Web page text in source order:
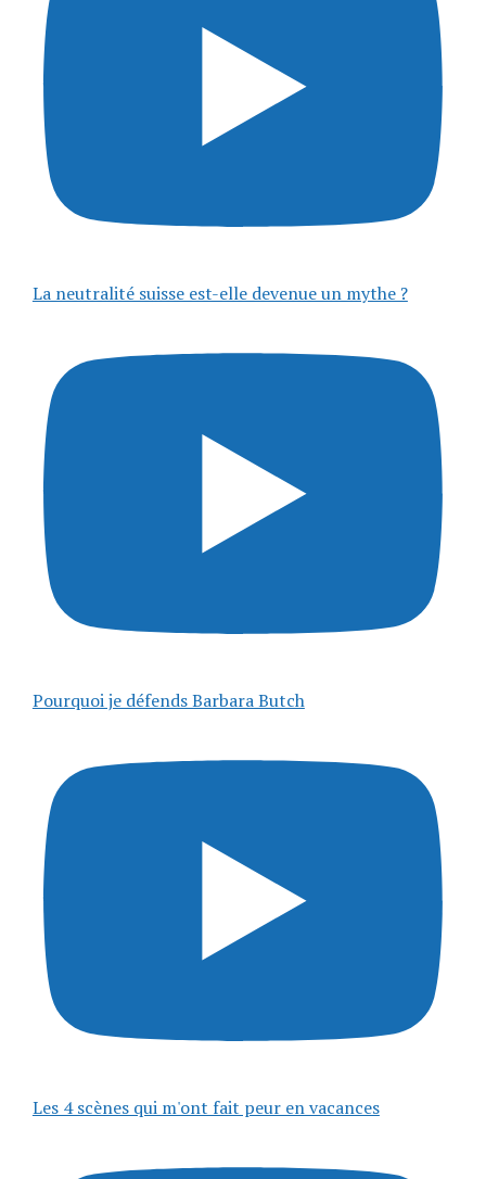
La neutralité suisse est-elle devenue un mythe ?
Pourquoi je défends Barbara Butch
Les 4 scènes qui m'ont fait peur en vacances